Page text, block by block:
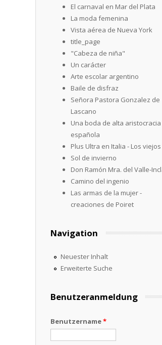
El carnaval en Mar del Plata
La moda femenina
Vista aérea de Nueva York
title_page
"Cabeza de niña"
Un carácter
Arte escolar argentino
Baile de disfraz
Señora Pastora Gonzalez de
Lascano
Una boda de alta aristocracia
española
Plus Ultra en Italia - Los viejos
Sol de invierno
Don Ramón Mra. del Valle-
Camino del ingenio
Las armas de la mujer -
creaciones de Poiret
Navigation
Neuester Inhalt
Erweiterte Suche
Benutzeranmeldung
Benutzername*